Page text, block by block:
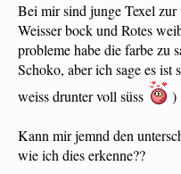
Bei mir sind junge Texel
Weisser bock und Rotes
probleme habe die farbe zu
Schoko, aber ich sage es ist
weiss drunter voll süss
)
Kann mir jemnd den
wie ich dies erkenne??